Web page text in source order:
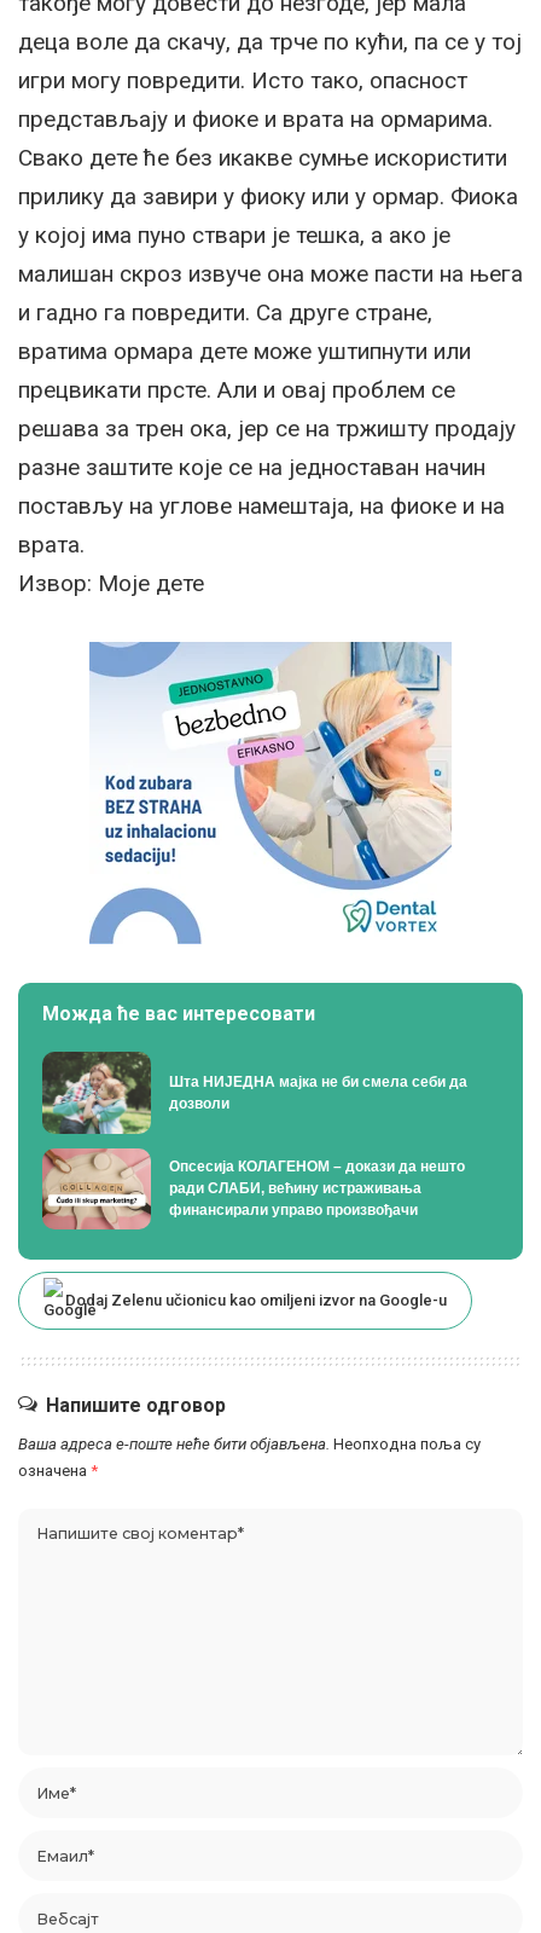
деца воле да скачу, да трче по кући, па се у тој
игри могу повредити. Исто тако, опасност
представљају и фиоке и врата на ормарима.
Свако дете ће без икакве сумње искористити
прилику да завири у фиоку или у ормар. Фиока
у којој има пуно ствари је тешка, а ако је
малишан скроз извуче она може пасти на њега
и гадно га повредити. Са друге стране,
вратима ормара дете може уштипнути или
прецвикати прсте. Али и овај проблем се
решава за трен ока, јер се на тржишту продају
разне заштите које се на једноставан начин
постављу на углове намештаја, на фиоке и на
врата.
Извор: Моје дете
Можда ће вас интересовати
Шта НИЈЕДНА мајка не би смела себи да
дозволи
Опсесија КОЛАГЕНОМ – докази да нешто
ради СЛАБИ, већину истраживања
финансирали управо произвођачи
Dodaj Zelenu učionicu kao omiljeni izvor na Google-u
Напишите одговор
Ваша адреса е-поште неће бити објављена. Неопходна поља су
означена *